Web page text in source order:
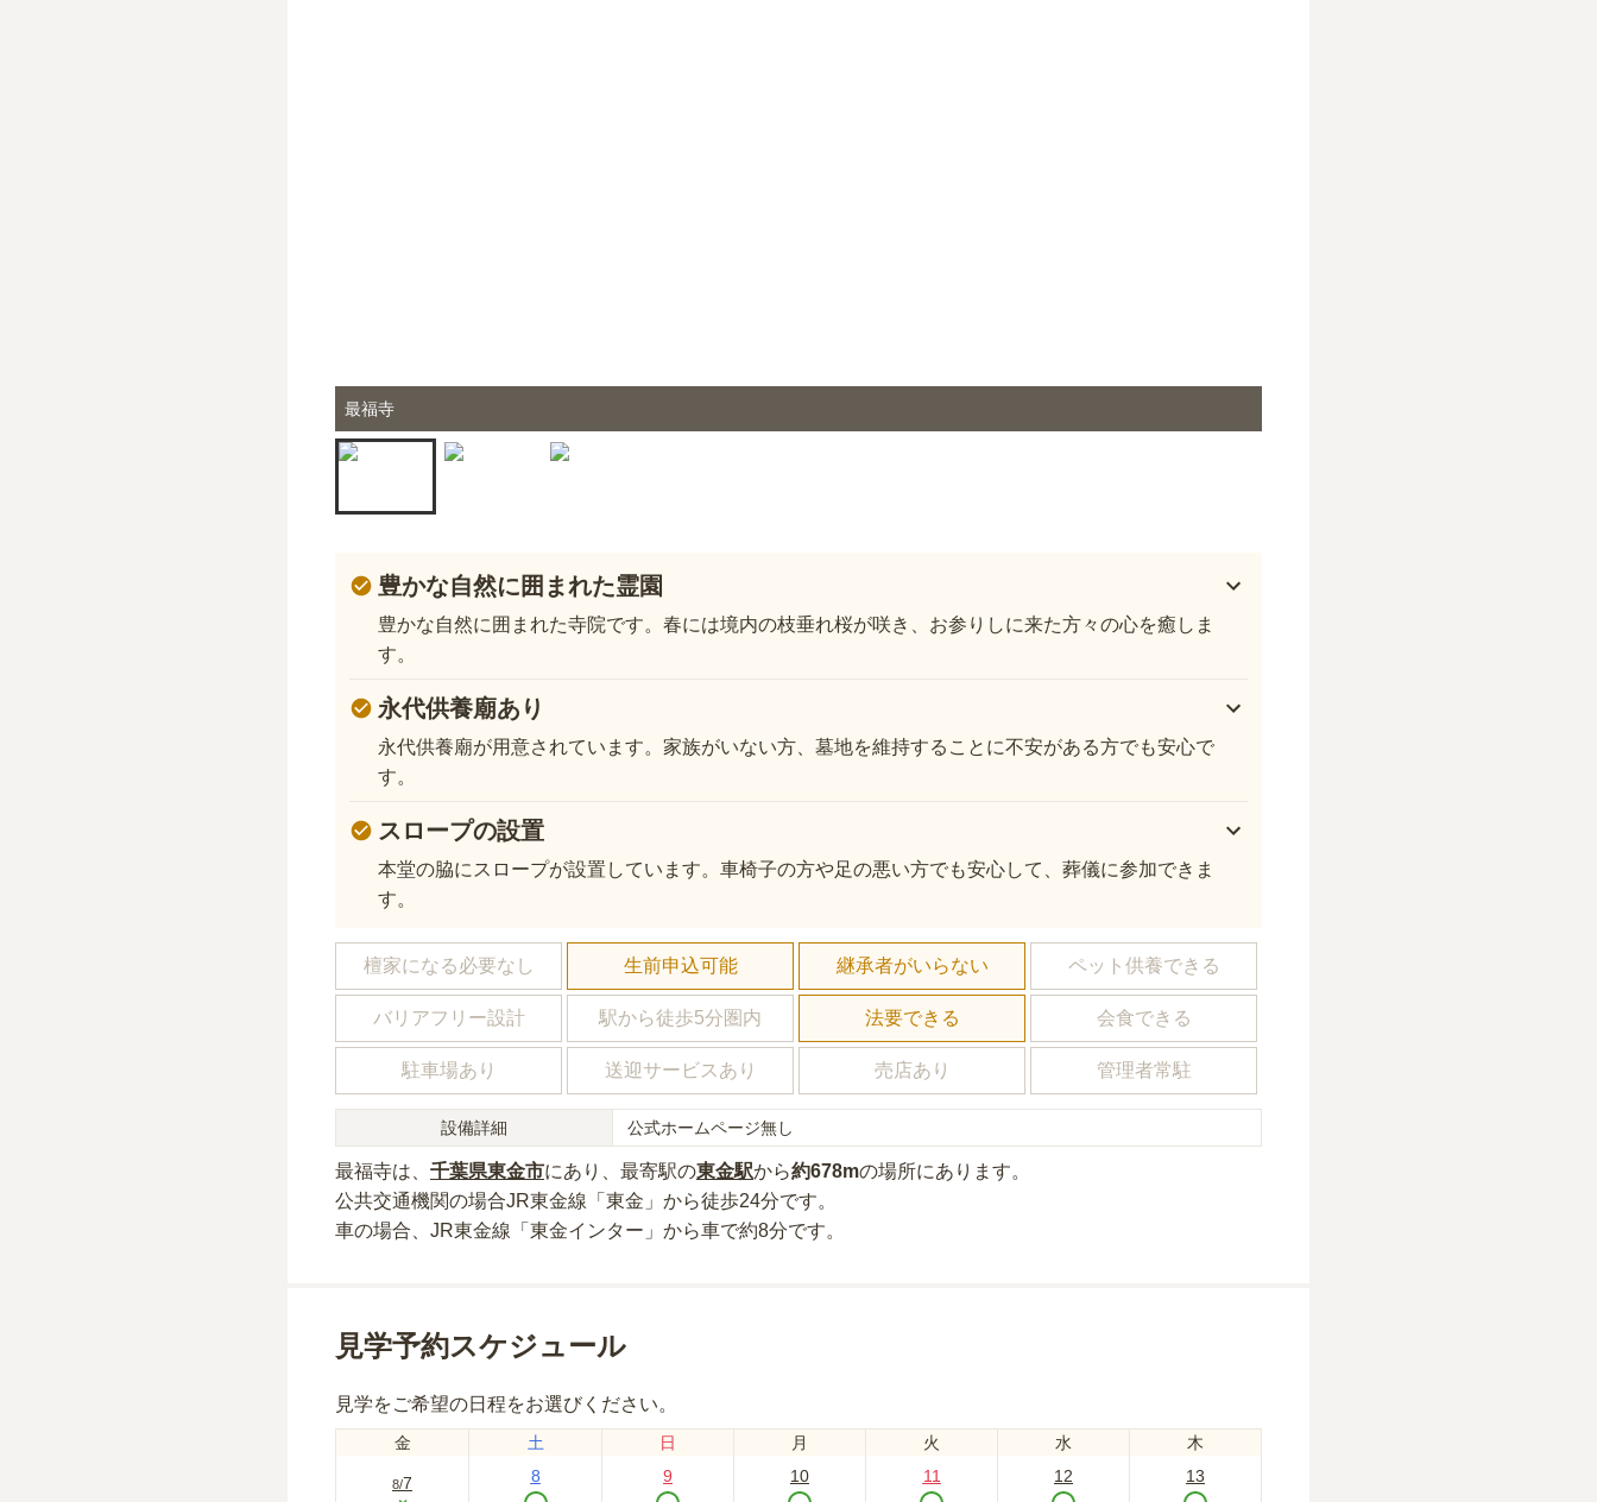
最福寺
豊かな自然に囲まれた霊園
豊かな自然に囲まれた寺院です。春には境内の枝垂れ桜が咲き、お参りしに来た方々の心を癒しま
す。
永代供養廟あり
永代供養廟が用意されています。家族がいない方、墓地を維持することに不安がある方でも安心で
す。
スロープの設置
本堂の脇にスロープが設置しています。車椅子の方や足の悪い方でも安心して、葬儀に参加できま
す。
檀家になる必要なし 生前申込可能 継承者がいらない ペット供養できる
バリアフリー設計 駅から徒歩5分圏内 法要できる 会食できる
駐車場あり 送迎サービスあり 売店あり 管理者常駐
設備詳細 公式ホームページ無し
最福寺は、 千葉県東金市にあり 、最寄駅の東金駅から約678mの場所にあり ます。
公共交通機関の場合JR東金線「東金」から徒歩24分です。
車の場合 、JR東金線「東金インター」から車で約8分です。
見学予約スケジュール
見学をご希望の日程をお選びください。
金 土 日 月 火 水 木
8/7
8 9 10 11 12 13